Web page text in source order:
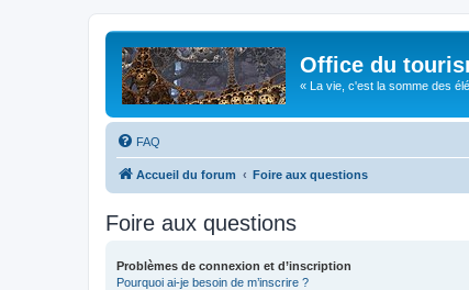
Office du
« La vie, c'est la somme des
FAQ
Accueil du forum Foire aux questions
Foire aux questions
Problèmes de connexion et d’inscription
Pourquoi ai-je besoin de m’inscrire ?